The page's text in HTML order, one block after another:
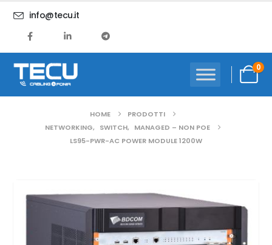
info@tecu.it
0
HOME
PRODOTTI
NETWORKING, SWITCH, MANAGED – NON POE
LS95-PWR-AC POWER MODULE 1200W